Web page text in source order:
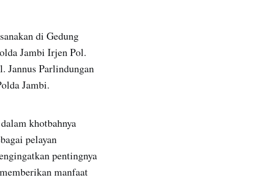
di Gedung
Jambi Irjen Pol.
Jannus Parlindungan
Jambi.
khotbahnya
pelayan
pentingnya
manfaat